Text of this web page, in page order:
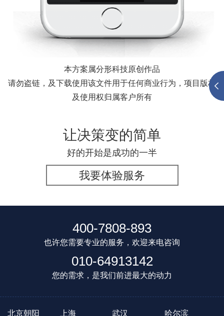
本方案属分形科技原创作品
请勿盗链，及下载使用该文件用于任何商业行为，项目版权
及使用权归属客户所有
让决策变的简单
好的开始是成功的一半
我要体验服务
400-7808-893
也许您需要专业的服务，欢迎来电咨询
010-64913142
您的需求，是我们前进最大的动力
北京朝阳 上海 武汉 哈尔滨